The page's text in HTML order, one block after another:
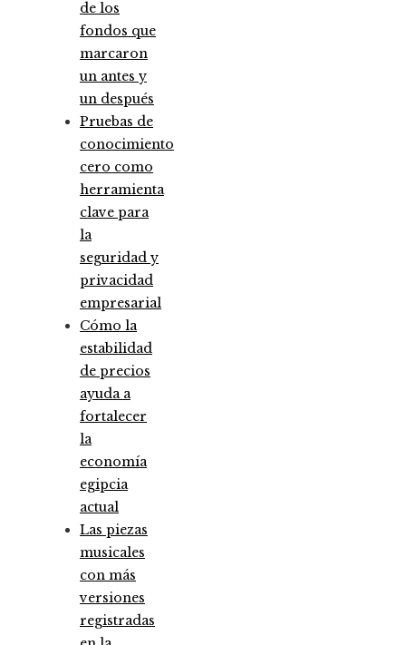
de los
fondos que
marcaron
un antes y
un después
Pruebas de
conocimiento
cero como
herramienta
clave para
la
seguridad y
privacidad
empresarial
Cómo la
estabilidad
de precios
ayuda a
fortalecer
la
economía
egipcia
actual
Las piezas
musicales
con más
versiones
registradas